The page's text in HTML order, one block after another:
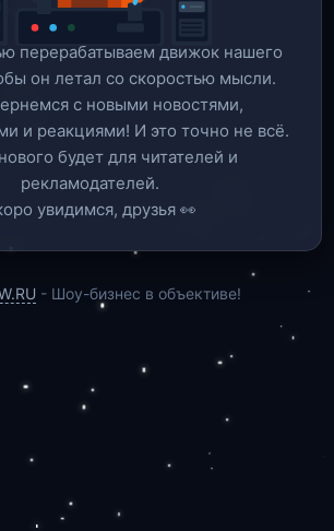
перерабатываем движок нашего
он летал со скоростью мысли.
c новыми новостями,
и реакциями! И это точно не всё.
будет для читателей и
рекламодателей.
увидимся, друзья 👀
- Шоу-бизнес в объективе!